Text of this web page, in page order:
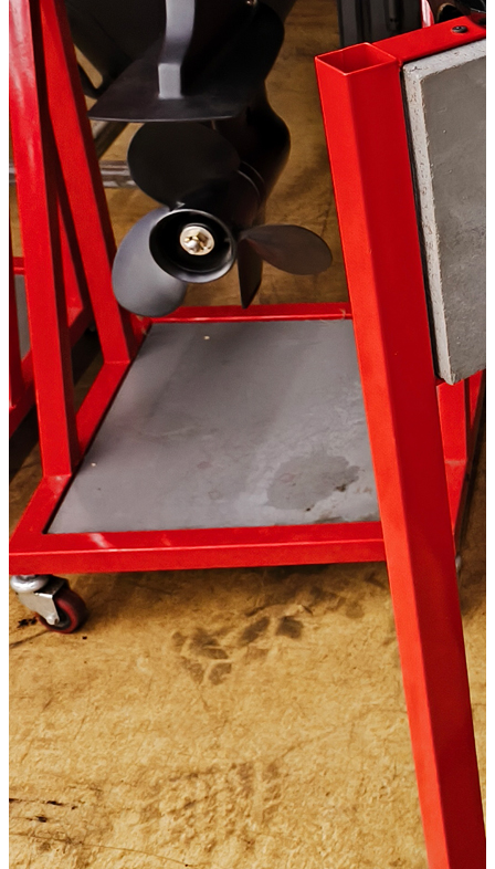
В корзину
Купить в один клик Купить в кредит
СПЕШИТЕ КУПИТЬ!
Ответим на вопросы по телефону:
+7 (495) 799-85-55
или в мессенджерах:
Способы оплаты
Наличными курьеру
Квитанцией
в любом банке
Характеристики
Описание
Дополнения к товару
Видео
Отзывы
Характеристики